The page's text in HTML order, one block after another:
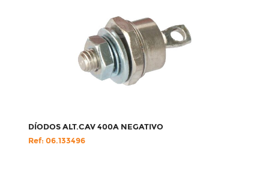
DÍODOS ALT.CAV 400A NEGATIVO
Ref: 06.133496